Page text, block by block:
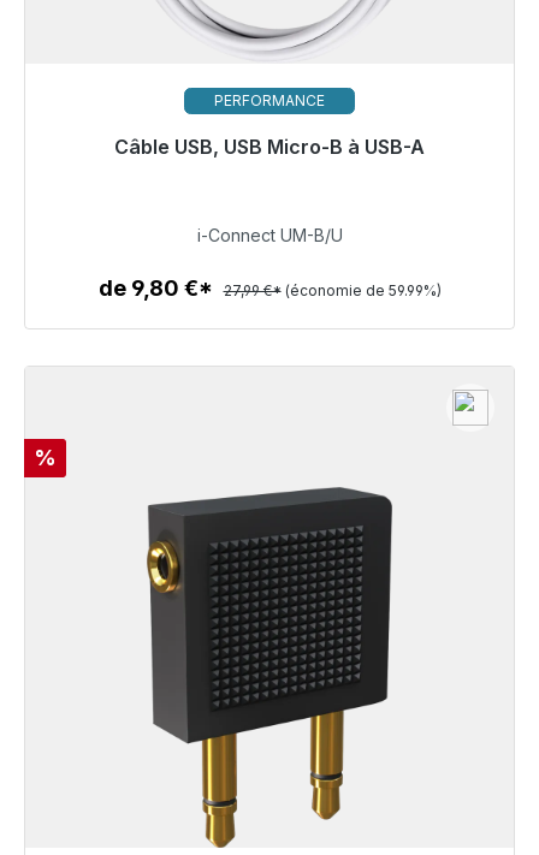
PERFORMANCE
Câble USB, USB Micro-B à USB-A
Prêt à être expédié, délai de livraison 48h*
Détails
i-Connect UM-B/U
de 9,80 €* 27,99 €* (économie de 59.99%)
Réduction
%